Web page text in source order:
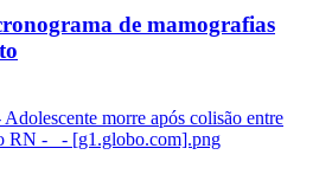
de mamografias